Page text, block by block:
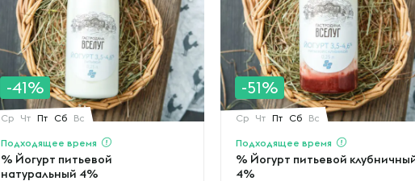
-41%
Ср Чт Пт Сб Вс
Подходящее время
% Йогурт питьевой
натуральный 4%
-51%
Ср Чт Пт Сб Вс
Подходящее время
% Йогурт питьевой
4%